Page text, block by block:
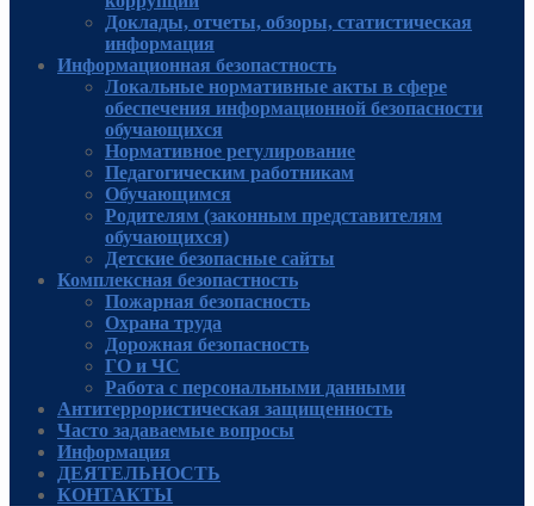
Доклады, отчеты, обзоры, статистическая
информация
Информационная безопастность
Локальные нормативные акты в сфере
обеспечения информационной безопасности
обучающихся
Нормативное регулирование
Педагогическим работникам
Обучающимся
Родителям (законным представителям
обучающихся)
Детские безопасные сайты
Комплексная безопастность
Пожарная безопасность
Охрана труда
Дорожная безопасность
ГО и ЧС
Работа с персональными данными
Антитеррористическая защищенность
Часто задаваемые вопросы
Информация
ДЕЯТЕЛЬНОСТЬ
КОНТАКТЫ